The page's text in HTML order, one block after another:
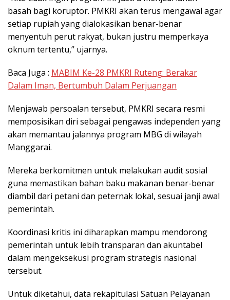
basah bagi koruptor. PMKRI akan terus mengawal agar
setiap rupiah yang dialokasikan benar-benar
menyentuh perut rakyat, bukan justru memperkaya
oknum tertentu,” ujarnya.
Baca Juga : MABIM Ke-28 PMKRI Ruteng: Berakar
Dalam Iman, Bertumbuh Dalam Perjuangan
Menjawab persoalan tersebut, PMKRI secara resmi
memposisikan diri sebagai pengawas independen yang
akan memantau jalannya program MBG di wilayah
Manggarai.
Mereka berkomitmen untuk melakukan audit sosial
guna memastikan bahan baku makanan benar-benar
diambil dari petani dan peternak lokal, sesuai janji awal
pemerintah.
Koordinasi kritis ini diharapkan mampu mendorong
pemerintah untuk lebih transparan dan akuntabel
dalam mengeksekusi program strategis nasional
tersebut.
Untuk diketahui, data rekapitulasi Satuan Pelayanan